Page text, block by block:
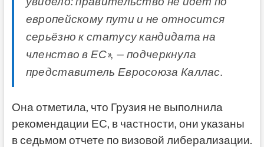
европейскому пути и не относится
серьёзно к статусу кандидата на
членство в ЕС», — подчеркнула
представитель Евросоюза Каллас.
Она отметила, что Грузия не выполнила
рекомендации ЕС, в частности, они указаны
в седьмом отчете по визовой либерализации.